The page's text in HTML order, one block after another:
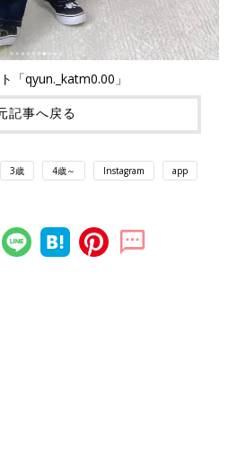
「qyun._katm0.00」
記事へ戻る
3歳 4歳～ Instagram app